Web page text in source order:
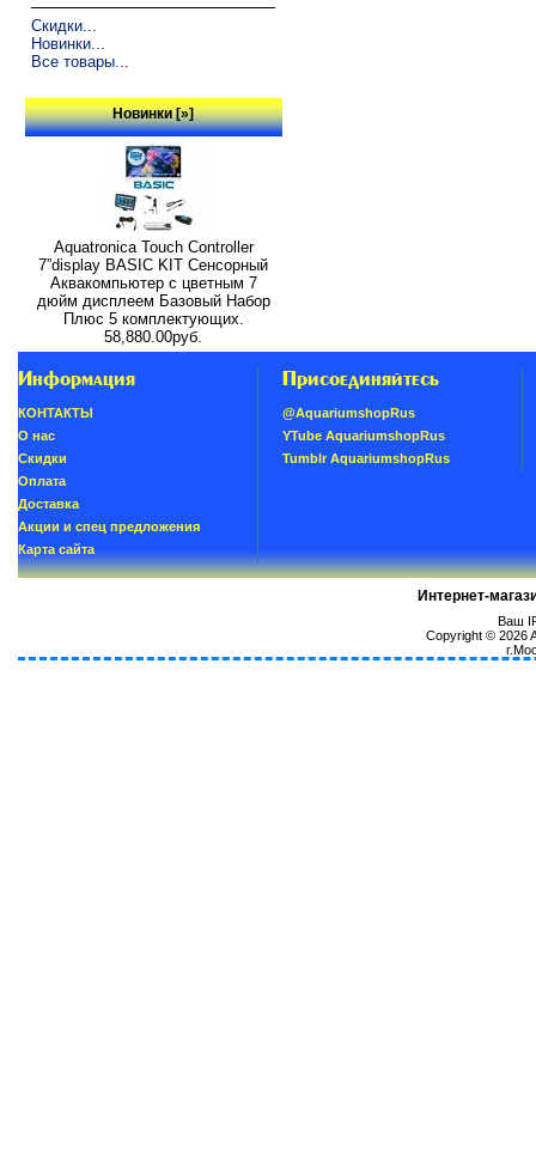
Скидки...
Новинки...
Все товары...
Новинки [»]
Aquatronica Touch Controller
7”display BASIC KIT Сенсорный
Аквакомпьютер с цветным 7
дюйм дисплеем Базовый Набор
Плюс 5 комплектующих.
58,880.00руб.
Информация
КОНТАКТЫ
О нас
Скидки
Oплатa
Доставка
Акции и спец предложения
Карта сайта
Присоединяйтесь
@AquariumshopRus
YTube AquariumshopRus
Tumblr AquariumshopRus
Интернет-
Ваш
Copyright © 2026